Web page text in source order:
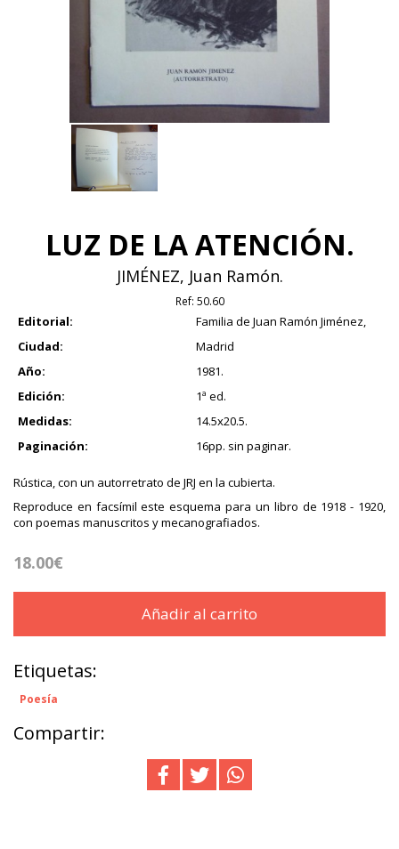
LUZ DE LA ATENCIÓN.
JIMÉNEZ, Juan Ramón.
Ref: 50.60
Editorial:
Familia de Juan Ramón Jiménez,
Ciudad:
Madrid
Año:
1981.
Edición:
1ª ed.
Medidas:
14.5x20.5.
Paginación:
16pp. sin paginar.
Rústica, con un autorretrato de JRJ en la cubierta.
Reproduce en facsímil este esquema para un libro de 1918 - 1920,
con poemas manuscritos y mecanografiados.
18.00€
Añadir al carrito
Etiquetas:
Poesía
Compartir: